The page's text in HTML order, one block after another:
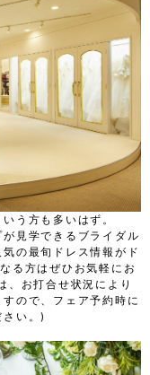
う方も多いはず。
見学できるブライダル
の最旬ドレス情報がド
る方はぜひお気軽にお
、お打合せ状況により
ので、フェア予約時に
さい。)